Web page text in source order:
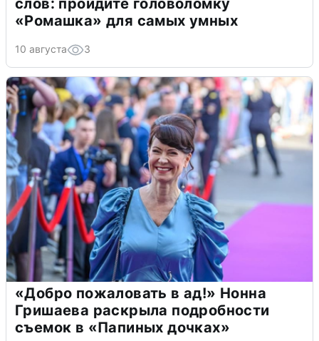
слов: пройдите головоломку
«Ромашка» для самых умных
10 августа 3
«Добро пожаловать в ад!» Нонна
Гришаева раскрыла подробности
съемок в «Папиных дочках»